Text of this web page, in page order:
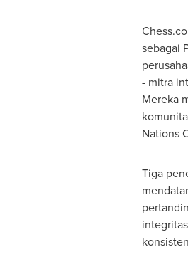
sebagai
- mitra
Mereka
Nations
Tiga